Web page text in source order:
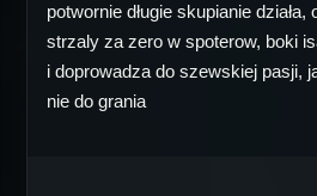
potwornie długie skupianie
strzaly za zero w spoterow, boki
i doprowadza do szewskiej pasji,
nie do grania